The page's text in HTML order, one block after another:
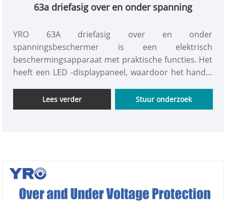
63a driefasig over en onder spanning
YRO 63A driefasig over en onder
spanningsbeschermer is een elektrisch
beschermingsapparaat met praktische functies. Het
heeft een LED -displaypaneel, waardoor het handig
ondersteunt ook handmatige spanningsaanpassing
en beschikt over een vlamvertragende behuizing,
Lees verder Stuur onderzoek